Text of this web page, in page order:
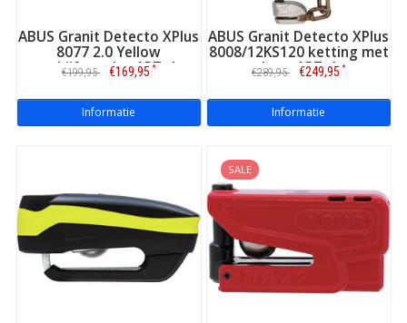
Voordelig
Zie ook de uitgebreide productomschrijvingen van dit type
scooterslot op Slotenonline.nl. U vindt daar ook onze steevast
Zie, indien gewenst, eveneens de andere typen scootersloten
op Slotenonline.nl inclusief toelichting:
Kettingslot voor de scooter
Beugelslot voor de scooter
Schijfremslot voor de scooter
Zie ook: accessoires voor bij een scooterslot.
ABUS Granit Detecto XPlus
8077 2.0 Yellow
schijfremslot ART-4
€199,95 €169,95 *
Informatie
ABUS Granit Detecto XPlus
8008/12KS120 ketting met
loop ART-4
€289,95 €249,95 *
Informatie
SALE